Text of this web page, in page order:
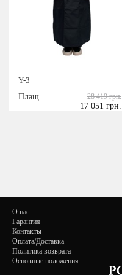
Y-3
Плащ
28 419 грн.
17 051 грн.
О нас
Гарантия
Контакты
Оплата/Доставка
Политика возврата
Основные положения